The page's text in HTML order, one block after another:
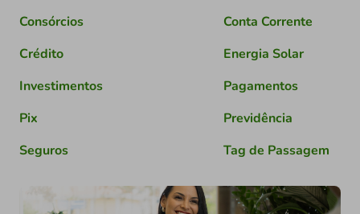
Consórcios
Conta Corrente
Crédito
Energia Solar
Investimentos
Pagamentos
Pix
Previdência
Seguros
Tag de Passagem